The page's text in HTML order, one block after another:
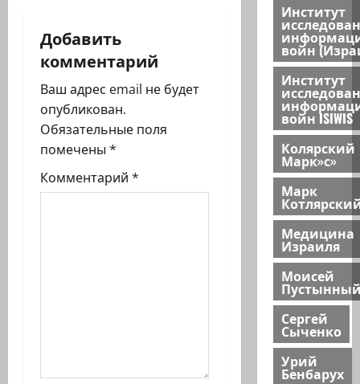
ц
и
я
з
а
Добавить
комментарий
Ваш адрес email не будет
опубликован.
Обязательные поля
помечены *
Комментарий *
Институт
войн
Институт
войн ISIWIS
Колярский
Марк»с»
Марк
Медицина
Израиля
Моисей
Сергей
Сыченко
Урий
Бенбарух